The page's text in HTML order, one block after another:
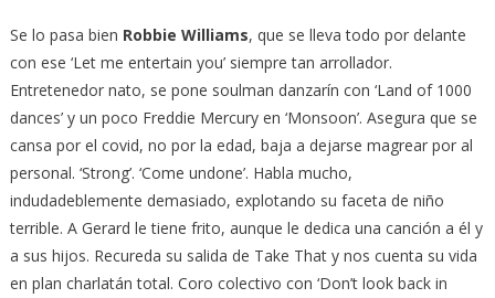
Se lo pasa bien Robbie Williams, que se lleva todo por delante
con ese ‘Let me entertain you’ siempre tan arrollador.
Entretenedor nato, se pone soulman danzarín con ‘Land of 1000
dances’ y un poco Freddie Mercury en ‘Monsoon’. Asegura que se
cansa por el covid, no por la edad, baja a dejarse magrear por al
personal. ‘Strong’. ‘Come undone’. Habla mucho,
indudadeblemente demasiado, explotando su faceta de niño
terrible. A Gerard le tiene frito, aunque le dedica una canción a él y
a sus hijos. Recureda su salida de Take That y nos cuenta su vida
en plan charlatán total. Coro colectivo con ‘Don’t look back in